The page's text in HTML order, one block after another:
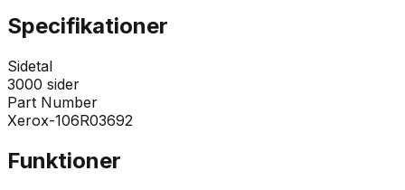
Specifikationer
Sidetal
3000 sider
Part Number
Xerox-106R03692
Funktioner